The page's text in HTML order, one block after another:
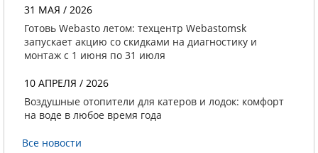
31 МАЯ / 2026
Готовь Webasto летом: техцентр Webastomsk
запускает акцию со скидками на диагностику и
монтаж с 1 июня по 31 июля
10 АПРЕЛЯ / 2026
Воздушные отопители для катеров и лодок: комфорт
на воде в любое время года
Все новости